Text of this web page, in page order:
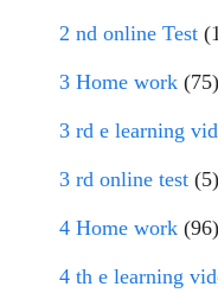
2 nd online Test
3 Home work (75)
3 rd e learning
3 rd online test (5)
4 Home work (96)
4 th e learning